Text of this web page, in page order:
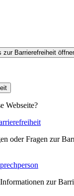
zur Barrierefreiheit
Webseite?
oder Fragen zur
zur